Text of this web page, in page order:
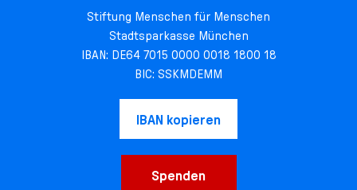
Stiftung Menschen für Menschen
Stadtsparkasse München
IBAN: DE64 7015 0000 0018 1800 18
BIC: SSKMDEMM
IBAN kopieren
Spenden